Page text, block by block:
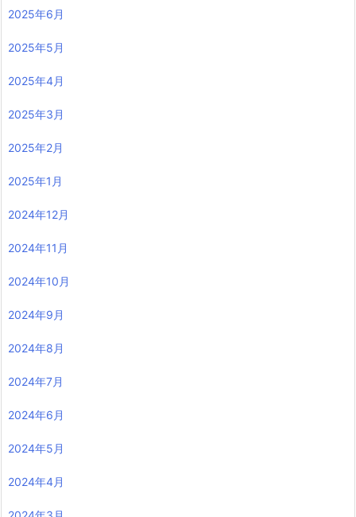
2025年6月
2025年5月
2025年4月
2025年3月
2025年2月
2025年1月
2024年12月
2024年11月
2024年10月
2024年9月
2024年8月
2024年7月
2024年6月
2024年5月
2024年4月